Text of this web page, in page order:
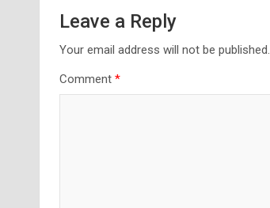
Leave a Reply
Your email address will not be published.
Comment *